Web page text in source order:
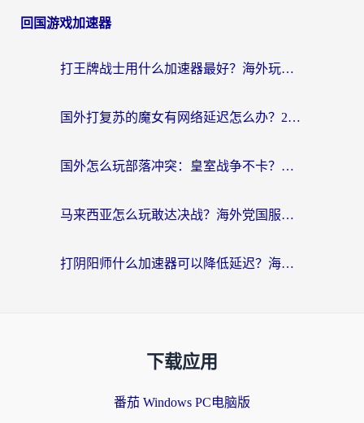
回国游戏加速器
打王牌战士用什么加速器最好？海外玩家的终极选择指南
国外打复苏的魔女有网络延迟怎么办？2026海外玩家国服游戏加速全攻略
国外怎么玩部落冲突：皇室战争不卡？海外玩家畅玩国服游戏终极指南
马来西亚怎么玩敢达决战？海外党国服游戏加速避坑指南（附实测推荐）
打阴阳师什么加速器可以降低延迟？海外玩家的真实困境与破局
下载应用
番茄 Windows PC电脑版